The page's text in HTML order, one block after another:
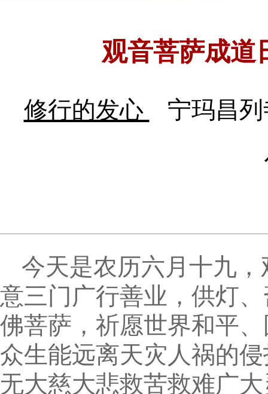
观音菩萨成
修行的发心
宁玛昌
今天是农历六月十九
意三门广行善业，供灯
佛菩萨，祈愿世界和平
众生能远离天灾人祸的
无大慈大悲救苦救难广